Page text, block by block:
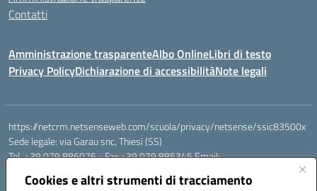
Cookies e altri strumenti di tracciamento
Contatti
Amministrazione trasparenteAlbo OnlineLibri di testo
Privacy PolicyDichiarazione di accessibilitàNote legali
https://netcrm.netsenseweb.com/scuola/privacy/netsense/ssic83500x
Sede legale: via Garau snc, Thiesi (SS)
Tel. +39 079 886076 - Fax +39 079 885345 Email:
Cod.Mecc. SSIC83500X - Cod.Fisc. 92112710907